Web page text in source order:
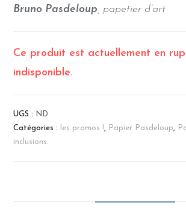
Bruno Pasdeloup , papetier d’art
Ce produit est actuellement en
indisponible.
UGS :
ND
Catégories :
les promos ! Papier Pasdeloup
inclusions.